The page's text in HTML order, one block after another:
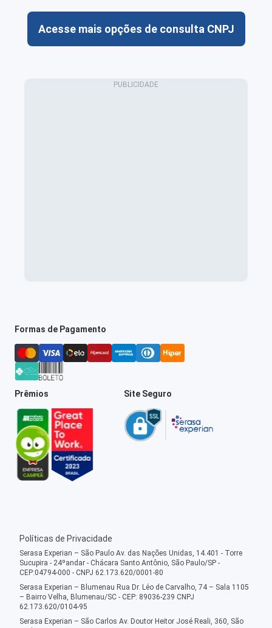
Acesse mais opções de consulta CNPJ
Formas de Pagamento
Prêmios Site Seguro
Políticas de Privacidade
Serasa Experian – São Paulo Av. das Nações Unidas, 14.401 - Torre
Sucupira - 24ºandar - Chácara Santo Antônio, São Paulo/SP -
CEP:04794-000 - CNPJ 62.173.620/0001-80
Serasa Experian – Blumenau Rua Dr. Léo de Carvalho, 74 – Sala 1105
– Bairro Velha, Blumenau/SC - CEP: 89036-239 CNPJ
62.173.620/0104-95
Serasa Experian – São Carlos Av. Doutor Heitor José Reali, 360, São